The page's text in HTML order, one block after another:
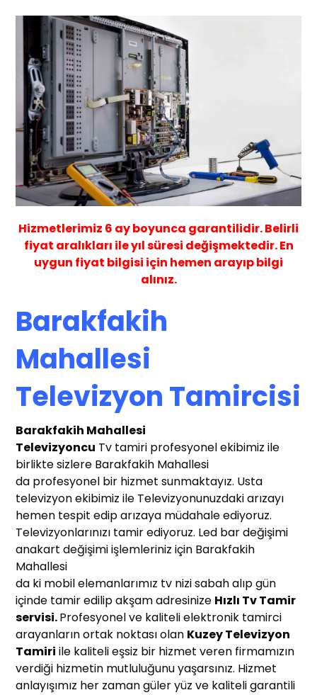
Hizmetlerimiz 6 ayboyunca garantilidir. Belirli
fiyat aralıkları ile yıl süresi değişmektedir. En
uygun fiyat bilgisi için hemen arayıp bilgi
alınız.
Barakfakih
Mahallesi
Televizyon Tamircisi
Barakfakih Mahallesi
Televizyoncu Tv tamiri profesyonel ekibimiz ile
birlikte sizlere Barakfakih Mahallesi
da profesyonel bir hizmet sunmaktayız. Usta
televizyon ekibimiz ile Televizyonunuzdaki arızayı
hemen tespit edip arızaya müdahale ediyoruz.
Televizyonlarınızı tamir ediyoruz. Led bar değişimi
anakart değişimi işlemleriniz için Barakfakih
Mahallesi
da ki mobil elemanlarımız tv nizi sabah alıp gün
içinde tamir edilip akşam adresinize Hızlı Tv Tamir
servisi.Profesyonel ve kaliteli elektronik tamirci
arayanların ortak noktası olan Kuzey Televizyon
Tamiri ile kaliteli eşsiz bir hizmet veren firmamızın
verdiği hizmetin mutluluğunu yaşarsınız. Hizmet
anlayışımız her zaman güler yüz ve kaliteli garantili